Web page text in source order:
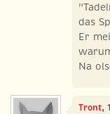
das
Er
Na
Tront,